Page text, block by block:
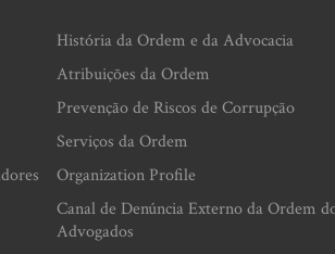
História da Ordem e da Advocacia
Atribuições da Ordem
Prevenção de Riscos de Corrupção
Serviços da Ordem
Organization Profile
Canal de Denúncia Externo da Ordem
Advogados